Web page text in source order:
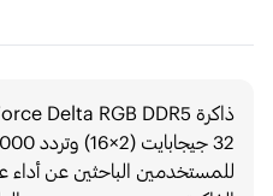
للمستخدمين الباحثين عن